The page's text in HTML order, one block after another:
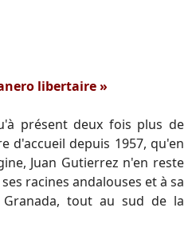
libertaire »
présent deux fois plus de
d'accueil depuis 1957, qu'en
Juan Gutierrez n'en reste
racines andalouses et à sa
tout au sud de la